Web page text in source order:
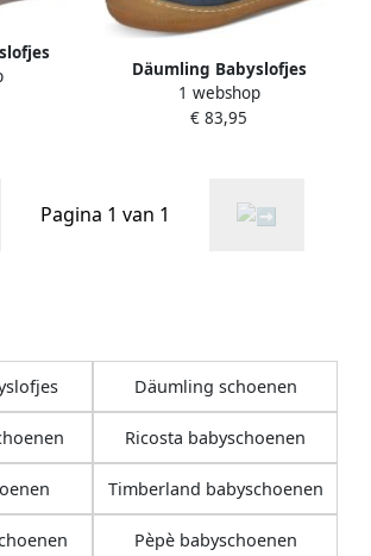
Däumling Babyslofjes
1 webshop
€ 83,95
Pagina 1 van 1
Däumling schoenen
Ricosta babyschoenen
Timberland babyschoenen
Pèpè babyschoenen